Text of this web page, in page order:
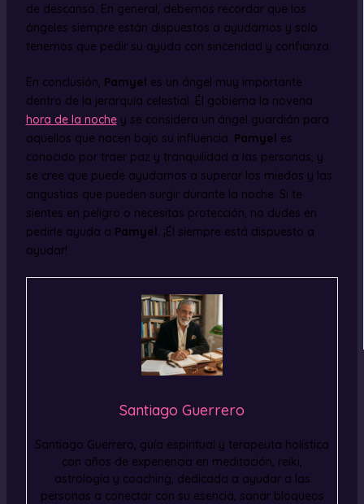
de descanso. En general, debemos recordar que los
ángeles siempre están dispuestos a ayudarnos y solo
tenemos que pedir su ayuda con sinceridad y confianza.
En conclusión, Pamyel es un ángel muy importante
dentro de la jerarquía celestial. Él gobierna la novena
hora de la nochey se considera un ángel guardián para
aquellos que nacen bajo su influencia. Pamyel es
conocido por traer paz y tranquilidad a las personas, y
se cree que puede ayudarnos a superar los miedos y las
angustias que pueden surgir durante la noche. Si te
sientes en peligro o necesitas protección, no dudes en
pedirle ayuda a Pamyel . ¡Él siempre está dispuesto a
ayudar!
Santiago Guerrero
Santiago Guerrero, guía espiritual y terapeuta holística
con años de experiencia en meditación, reiki,
astrología y coaching, dedicada a ayudar a las
personas a conectar con su esencia, sanar bloqueos